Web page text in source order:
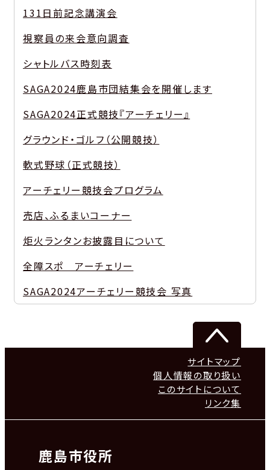
131日前記念講演会
視察員の来会意向調査
シャトルバス時刻表
SAGA2024鹿島市団結集会を開催します
SAGA2024正式競技『アーチェリー』
グラウンド・ゴルフ（公開競技）
軟式野球（正式競技）
アーチェリー競技会プログラム
売店、ふるまいコーナー
炬火ランタンお披露目について
全障スポ アーチェリー
SAGA2024アーチェリー競技会 写真
サイトマップ
個人情報の取り扱い
このサイトについて
リンク集
鹿島市役所